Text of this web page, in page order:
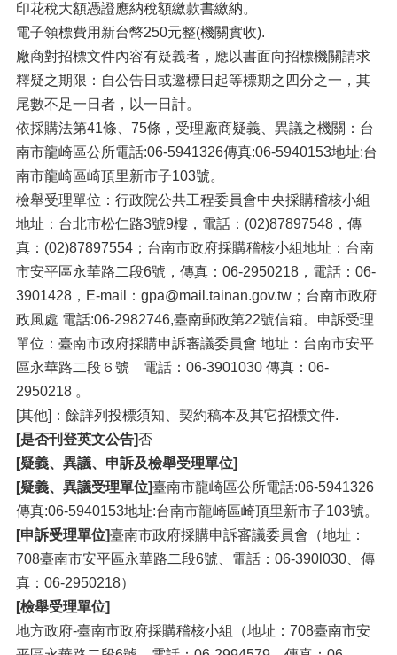
印花稅大額憑證應納稅額繳款書繳納。
電子領標費用新台幣250元整(機關實收).
廠商對招標文件內容有疑義者，應以書面向招標機關請求
釋疑之期限：自公告日或邀標日起等標期之四分之一，其
尾數不足一日者，以一日計。
依採購法第41條、75條，受理廠商疑義、異議之機關：台
南市龍崎區公所電話:06-5941326傳真:06-5940153地址:台
南市龍崎區崎頂里新市子103號。
檢舉受理單位：行政院公共工程委員會中央採購稽核小組
地址：台北市松仁路3號9樓，電話：(02)87897548，傳
真：(02)87897554；台南市政府採購稽核小組地址：台南
市安平區永華路二段6號，傳真：06-2950218，電話：06-
3901428，E-mail：gpa@mail.tainan.gov.tw；台南市政府
政風處 電話:06-2982746,臺南郵政第22號信箱。申訴受理
單位：臺南市政府採購申訴審議委員會 地址：台南市安平
區永華路二段６號 電話：06-3901030 傳真：06-
2950218 。
[其他]：餘詳列投標須知、契約稿本及其它招標文件.
[是否刊登英文公告]否
[疑義、異議、申訴及檢舉受理單位]
[疑義、異議受理單位]臺南市龍崎區公所電話:06-5941326
傳真:06-5940153地址:台南市龍崎區崎頂里新市子103號。
[申訴受理單位]臺南市政府採購申訴審議委員會（地址：
708臺南市安平區永華路二段6號、電話：06-390l030、傳
真：06-2950218）
[檢舉受理單位]
地方政府-臺南市政府採購稽核小組（地址：708臺南市安